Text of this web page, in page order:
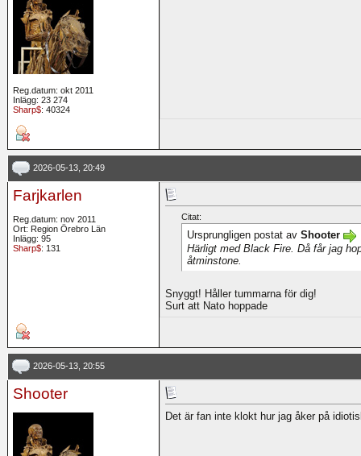
Reg.datum: okt 2011
Inlägg: 23 274
Sharp$: 40324
2026-05-13, 20:49
Farjkarlen
Reg.datum: nov 2011
Ort: Region Örebro Län
Inlägg: 95
Sharp$: 131
Citat:
Ursprungligen postat av Shooter
Härligt med Black Fire. Då får jag
åtminstone.
Snyggt! Håller tummarna för dig!
Surt att Nato hoppade
2026-05-13, 20:55
Shooter
Det är fan inte klokt hur jag åker på